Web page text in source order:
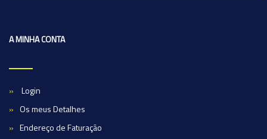
A MINHA CONTA
Login
Os meus Detalhes
Endereço de Faturação